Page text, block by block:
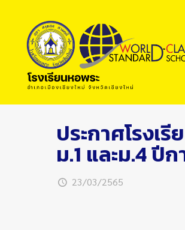
ประกาศโรงเ
ม.1 และม.4 ปี
23/03/2565